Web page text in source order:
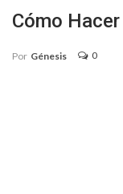
Cómo
Por Génesis 0